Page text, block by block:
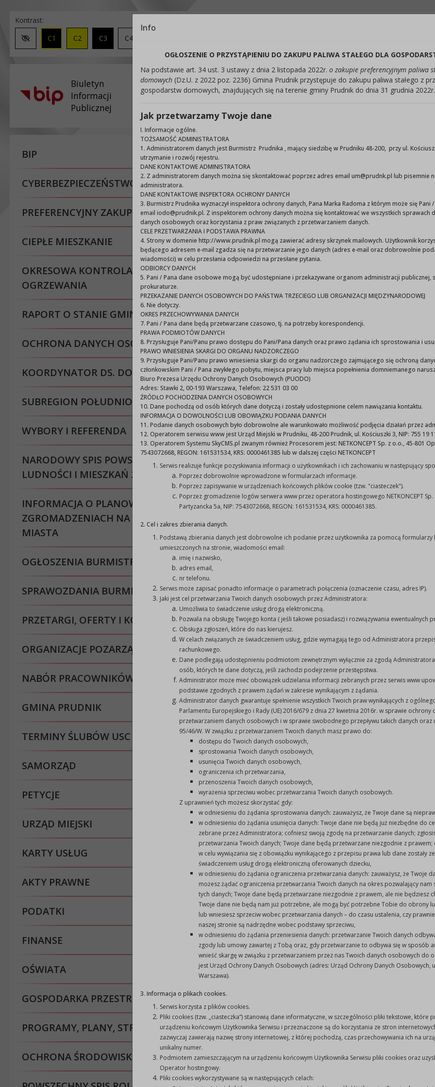
Kontrast:
Zmień kontrast na domyślny
C1 C2 C3 C4
Biuletyn
Informacji
Publicznej
Urząd Miejski w Prudniku
BIP
CYBERBEZPIECZEŃSTWO
PREFERENCYJNY ZAKUP WĘGLA
CIEPŁE MIESZKANIE
OKRESOWA KONTROLA ŹRÓDEŁ
OGRZEWANIA
RAPORT O STANIE GMINY
OCHRONA DANYCH OSOBOWYCH
KOORDYNATOR DS. DOSTĘPNOŚCI
SUBREGION POŁUDNIOWY
WYBORY I REFERENDA
NARODOWY SPIS POWSZECHNY
LUDNOŚCI I MIESZKAŃ 2021
INFORMACJA O PLANOWANYCH
ZGROMADZENIACH NA TERENIE
MIASTA
OGŁOSZENIA BURMISTRZA
SPRAWOZDANIA BURMISTRZA
PRZETARGI, OFERTY I KONKURSY
ORGANIZACJE POZARZĄDOWE
NABÓR PRACOWNIKÓW
GMINA PRUDNIK
TERMINY ŚLUBÓW USC
SAMORZĄD
PETYCJE
URZĄD MIEJSKI
KARTY USŁUG
AKTY PRAWNE
PODATKI
FINANSE
OŚWIATA
GOSPODARKA PRZESTRZENNA
PROGRAMY, PLANY, STRATEGIE
OCHRONA ŚRODOWISKA
Ogłoszenie naboru
konkursowych w otwartych
roku
Ogłoszenie naboru kandydatów na członków
Formularz zgłoszeniowy do pobrania:
Formularz zgłoszenia.doc (41,50KB)
Metryczka
wytworzono: 12-12-2018
opublikowano: 12-12-2018 14:25
podmiot
udostępniający:
Urząd Miejski w
Info
OGŁOSZENIE O PRZYSTĄPIENIU DO ZAKUPU PALIWA STAŁEGO DLA
Na podstawie art. 34 ust. 3 ustawy z dnia 2 listopada 2022r. o zakupie preferencyjnym paliwa
domowych (Dz.U. z 2022 poz. 2236) Gmina Prudnik przystępuje do zakupu paliwa stałego z
gospodarstw domowych, znajdujących się na terenie gminy Prudnik do dnia 31 grudnia 2022r.
Jak przetwarzamy Twoje dane
I. Informacje ogólne.
TOŻSAMOŚĆ ADMINISTRATORA
1. Administratorem danych jest Burmistrz Prudnika , mający siedzibę w Prudniku 48-200, przy ul.
utrzymanie i rozwój rejestru.
DANE KONTAKTOWE ADMINISTRATORA
2. Z administratorem danych można się skontaktować poprzez adres email um@prudnk.pl lub pisemnie
administratora.
DANE KONTAKTOWE INSPEKTORA OCHRONY DANYCH
3. Burmistrz Prudnika wyznaczył inspektora ochrony danych, Pana Marka Radoma z którym może się
email iodo@prudnik.pl. Z inspektorem ochrony danych można się kontaktować we wszystkich sprawach
danych osobowych oraz korzystania z praw związanych z przetwarzaniem danych.
CELE PRZETWARZANIA I PODSTAWA PRAWNA
4. Strony w domenie http://www.prudnik.pl mogą zawierać adresy skrzynek mailowych. Użytkownik
będącego adresem e-mail zgadza się na przetwarzanie jego danych (adres e-mail oraz dobrowolnie
wiadomości) w celu przesłania odpowiedzi na przesłane pytania.
ODBIORCY DANYCH
5. Pani / Pana dane osobowe mogą być udostępniane i przekazywane organom administracji publicznej,
prokuraturze.
PRZEKAZANIE DANYCH OSOBOWYCH DO PAŃSTWA TRZECIEGO LUB ORGANIZACJI MIĘDZYNARODOWEJ
6. Nie dotyczy.
OKRES PRZECHOWYWANIA DANYCH
7. Pani / Pana dane będą przetwarzane czasowo, tj. na potrzeby korespondencji.
PRAWA PODMIOTÓW DANYCH
8. Przysługuje Pani/Panu prawo dostępu do Pani/Pana danych oraz prawo żądania ich sprostowania i
PRAWO WNIESIENIA SKARGI DO ORGANU NADZORCZEGO
9. Przysługuje Pani/Panu prawo wniesienia skargi do organu nadzorczego zajmującego się ochroną
członkowskim Pani / Pana zwykłego pobytu, miejsca pracy lub miejsca popełnienia domniemanego
Biuro Prezesa Urzędu Ochrony Danych Osobowych (PUODO)
Adres: Stawki 2, 00-193 Warszawa, Telefon: 22 531 03 00
ŹRÓDŁO POCHODZENIA DANYCH OSOBOWYCH
10. Dane pochodzą od osób których dane dotyczą i zostały udostępnione celem nawiązania kontaktu.
INFORMACJA O DOWOLNOŚCI LUB OBOWIĄZKU PODANIA DANYCH
11. Podanie danych osobowych było dobrowolne ale warunkowało możliwość podjęcia działań przez
12. Operatorem serwisu www jest Urząd Miejski w Prudniku, 48-200 Prudnik, ul. Kościuszki 3, NIP: 755 19
13. Operatorem Systemu SkyCMS.pl zwanym również Procesorem jest: NETKONCEPT Sp. z o.o., 45-801
7543072668, REGON: 161531534, KRS: 0000461385 lub w dalszej części NETKONCEPT
Serwis realizuje funkcje pozyskiwania informacji o użytkownikach i ich zachowaniu w następujący
Poprzez dobrowolnie wprowadzone w formularzach informacje.
Poprzez zapisywanie w urządzeniach końcowych plików cookie (tzw. "ciasteczek").
Poprzez gromadzenie logów serwera www przez operatora hostingowego NETKONCEPT
Partyzancka 5a, NIP: 7543072668, REGON: 161531534, KRS: 0000461385.
2. Cel i zakres zbierania danych.
Podstawą zbierania danych jest dobrowolne ich podanie przez użytkownika za pomocą formularzy
umieszczonych na stronie, wiadomości email:
imię i nazwisko,
adres email,
nr telefonu.
Serwis może zapisać ponadto informacje o parametrach połączenia (oznaczenie czasu, adres IP).
Jaki jest cel przetwarzania Twoich danych osobowych przez Administratora:
Umożliwia to świadczenie usług drogą elektroniczną.
Pozwala na obsługę Twojego konta ( jeśli takowe posiadasz) i rozwiązywania ewentualnych
Obsługa zgłoszeń, które do nas kierujesz.
W celach związanych ze świadczeniem usług, gdzie wymagają tego od Administratora
rachunkowego.
Dane podlegają udostępnieniu podmiotom zewnętrznym wyłącznie za zgodą
osób, których te dane dotyczą, jeśli zachodzi podejrzenie przestępstwa.
Administrator może mieć obowiązek udzielania informacji zebranych przez serwis www
podstawie zgodnych z prawem żądań w zakresie wynikającym z żądania.
Administrator danych gwarantuje spełnienie wszystkich Twoich praw wynikających z
Parlamentu Europejskiego i Rady (UE) 2016/679 z dnia 27 kwietnia 2016r. w sprawie ochrony
przetwarzaniem danych osobowych i w sprawie swobodnego przepływu takich danych oraz
95/46/W. W związku z przetwarzaniem Twoich danych masz prawo do:
dostępu do Twoich danych osobowych,
sprostowania Twoich danych osobowych,
usunięcia Twoich danych osobowych,
ograniczenia ich przetwarzania,
przenoszenia Twoich danych osobowych,
wyrażenia sprzeciwu wobec przetwarzania Twoich danych osobowych.
Z uprawnień tych możesz skorzystać gdy:
w odniesieniu do żądania sprostowania danych: zauważysz, że Twoje dane są
w odniesieniu do żądania usunięcia danych: Twoje dane nie będą już niezbędne do
zebrane przez Administratora; cofniesz swoją zgodę na przetwarzanie danych;
przetwarzania Twoich danych; Twoje dane będą przetwarzane niezgodnie z
w celu wywiązania się z obowiązku wynikającego z przepisu prawa lub dane zostały
świadczeniem usług drogą elektroniczną oferowanych dziecku,
w odniesieniu do żądania ograniczenia przetwarzania danych: zauważysz, że Twoje
możesz żądać ograniczenia przetwarzania Twoich danych na okres pozwalający
tych danych; Twoje dane będą przetwarzane niezgodnie z prawem, ale nie będziesz
Twoje dane nie będą nam już potrzebne, ale mogą być potrzebne Tobie do obrony
lub wniesiesz sprzeciw wobec przetwarzania danych – do czasu ustalenia, czy
naszej stronie są nadrzędne wobec podstawy sprzeciwu,
w odniesieniu do żądania przeniesienia danych: przetwarzanie Twoich danych
zgody lub umowy zawartej z Tobą oraz, gdy przetwarzanie to odbywa się w sposób
wnieść skargę w związku z przetwarzaniem przez nas Twoich danych osobowych do
jest Urząd Ochrony Danych Osobowych (adres: Urząd Ochrony Danych Osobowych,
Warszawa).
3. Informacja o plikach cookies.
Serwis korzysta z plików cookies.
Pliki cookies (tzw. „ciasteczka”) stanowią dane informatyczne, w szczególności pliki tekstowe, które
urządzeniu końcowym Użytkownika Serwisu i przeznaczone są do korzystania ze stron
zazwyczaj zawierają nazwę strony internetowej, z której pochodzą, czas przechowywania ich na
unikalny numer.
Podmiotem zamieszczającym na urządzeniu końcowym Użytkownika Serwisu pliki cookies oraz
Operator hostingowy.
Pliki cookies wykorzystywane są w następujących celach: